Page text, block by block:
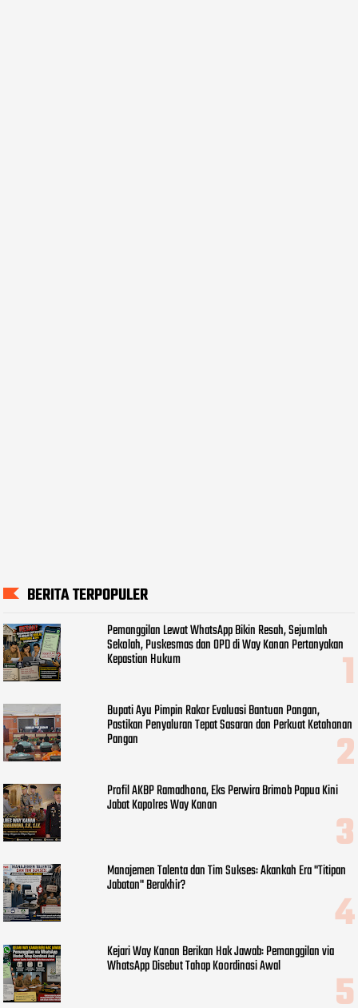
BERITA TERPOPULER
Pemanggilan Lewat WhatsApp Bikin Resah, Sejumlah
Sekolah, Puskesmas dan OPD di Way Kanan Pertanyakan
Kepastian Hukum
Bupati Ayu Pimpin Rakor Evaluasi Bantuan Pangan,
Pastikan Penyaluran Tepat Sasaran dan Perkuat Ketahanan
Pangan
Profil AKBP Ramadhona, Eks Perwira Brimob Papua Kini
Jabat Kapolres Way Kanan
Manajemen Talenta dan Tim Sukses: Akankah Era "Titipan
Jabatan" Berakhir?
Kejari Way Kanan Berikan Hak Jawab: Pemanggilan via
WhatsApp Disebut Tahap Koordinasi Awal